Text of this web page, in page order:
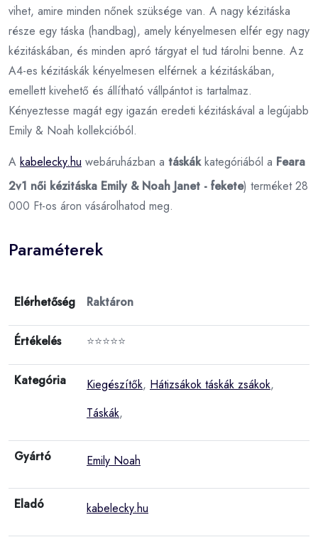
vihet, amire minden nőnek szüksége van. A nagy kézitáska
része egy táska (handbag), amely kényelmesen elfér egy nagy
kézitáskában, és minden apró tárgyat el tud tárolni benne. Az
A4-es kézitáskák kényelmesen elférnek a kézitáskában,
emellett kivehető és állítható vállpántot is tartalmaz.
Kényeztesse magát egy igazán eredeti kézitáskával a legújabb
Emily & Noah kollekcióból.
A kabelecky.hu webáruházban a táskákkategóriából a Feara
2v1 női kézitáska Emily & Noah Janet - fekete) terméket 28
000 Ft-os áron vásárolhatod meg.
Paraméterek
Elérhetőség Raktáron
Értékelés ⭐⭐⭐⭐⭐
Kategória Kiegészítők, Hátizsákok táskák zsákok,
Táskák,
Gyártó Emily Noah
Eladó kabelecky.hu